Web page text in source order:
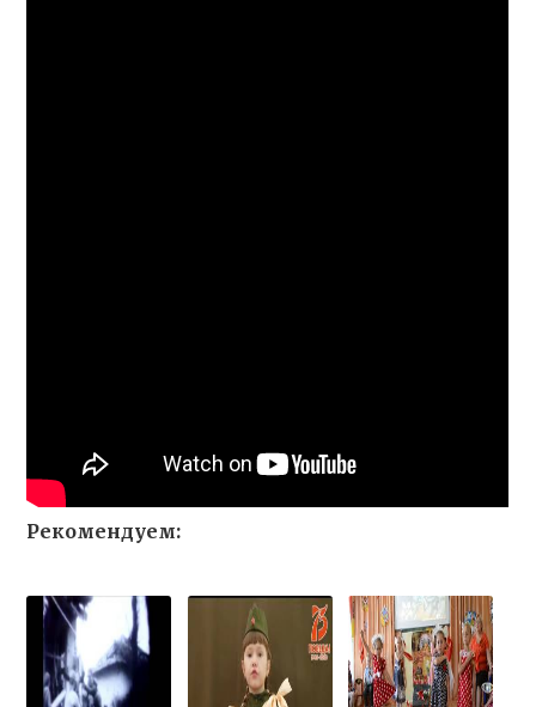
Рекомендуем: